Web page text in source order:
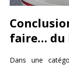
faire… du
Dans une